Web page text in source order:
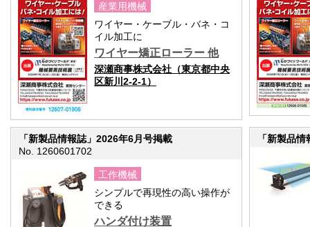
産業用機械
ワイヤー・ケーブル・バネ・コ
イル加工に
ワイヤー矯正ローラー 他
深瀬商事株式会社（東京都中央
区新川2-2-1）
「新製品情報誌」2026年6月号掲載
No. 1260601702
工作機械
シンプルで再現性の高い操作が
できる
ハンダ付け装置
「新製品